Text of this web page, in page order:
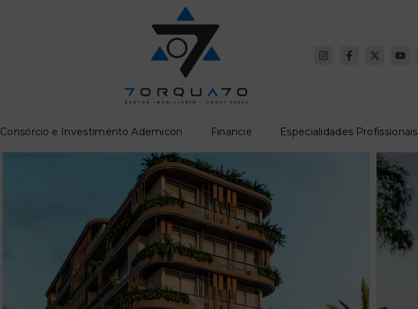
Consórcio e Investimento Ademicon Financie Especialidades Profissionais